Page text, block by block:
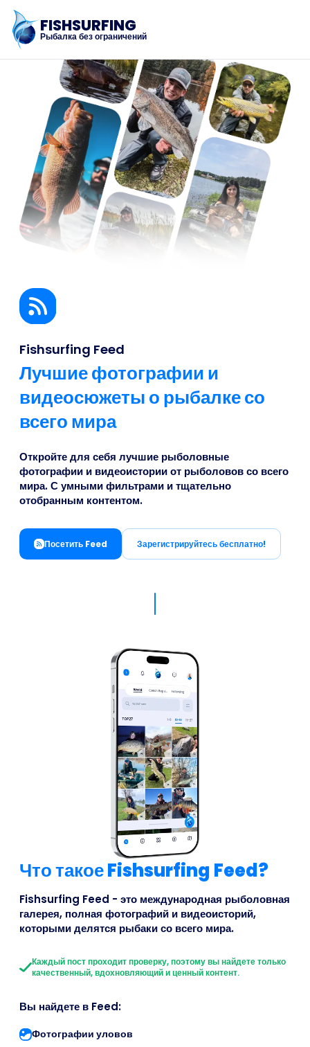
FISHSURFING
Рыбалка без ограничений
Регистрация
Главная
Блог
О приложении
Business
Fishsurfing Feed
Лучшие фотографии и
видеосюжеты о рыбалке со
всего мира
Откройте для себя лучшие рыболовные
фотографии и видеоистории от рыболовов со всего
мира. С умными фильтрами и тщательно
отобранным контентом.
Посетить Feed Зарегистрируйтесь бесплатно!
Что такое Fishsurfing Feed?
Fishsurfing Feed - это международная рыболовная
галерея, полная фотографий и видеоисторий,
которыми делятся рыбаки со всего мира.
Каждый пост проходит проверку, поэтому вы найдете только
качественный, вдохновляющий и ценный контент.
Вы найдете в Feed:
Фотографии уловов